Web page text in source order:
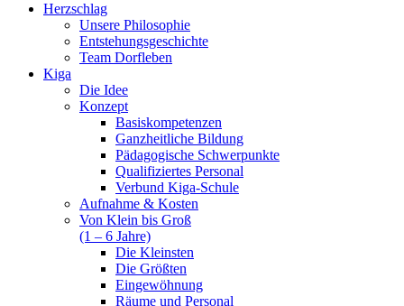
Herzschlag
Unsere Philosophie
Entstehungsgeschichte
Team Dorfleben
Kiga
Die Idee
Konzept
Basiskompetenzen
Ganzheitliche Bildung
Pädagogische Schwerpunkte
Qualifiziertes Personal
Verbund Kiga-Schule
Aufnahme & Kosten
Von Klein bis Groß
(1 – 6 Jahre)
Die Kleinsten
Die Größten
Eingewöhnung
Räume und Personal